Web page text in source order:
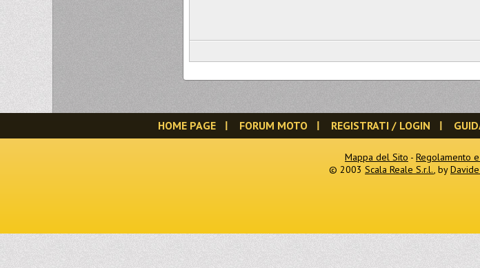
HOME PAGE FORUM MOTO REGISTRATI / LOGIN
Mappa del Sito - Regolamento
© 2003 Scala Reale S.r.l., by